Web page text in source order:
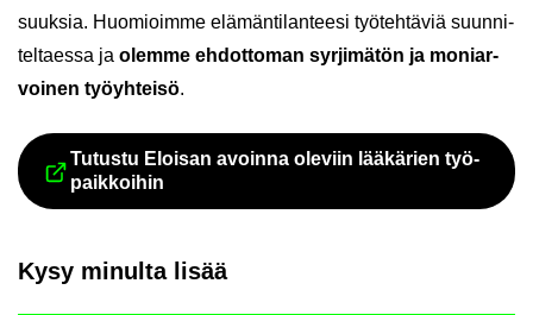
suuk­sia. Huo­mioim­me elä­män­ti­lan­tee­si työ­teh­tä­viä suun­ni­
tel­taes­sa ja olem­me eh­dot­to­man syr­ji­mä­tön ja mo­niar­
voi­nen työyh­tei­sö.
Tu­tus­tu Eloi­san avoin­na ole­viin lää­kä­rien työ­
paik­koi­hin
Kysy mi­nul­ta lisää